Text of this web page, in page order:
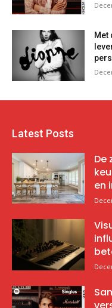
Met
Latest Posts
De
en